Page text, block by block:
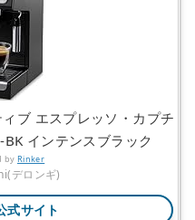
ブ エスプレッソ・カプチ
インテンスブラック
by Rinker
デロンギ)
式サイト